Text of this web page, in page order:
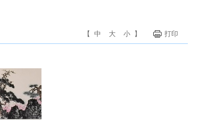
【 中 大 小 】 打印